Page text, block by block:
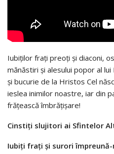
Iubiţilor fraţi preoţi și diaconi,
mănăstiri şi alesului popor al
și bucurie de la Hristos Cel
ieslea inimilor noastre, iar din
frățească îmbrăţişare!
Cinstiţi slujitori ai Sfintelor
Iubiţi fraţi şi suroriîmpreună